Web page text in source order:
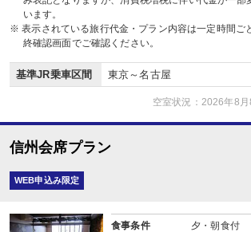
います。
※ 表示されている旅行代金・プラン内容は一定時間ご
終確認画面でご確認ください。
基準JR乗車区間 東京～名古屋
空室状況：2026年8
信州会席プラン
WEB申込み限定
食事条件 夕・朝食付